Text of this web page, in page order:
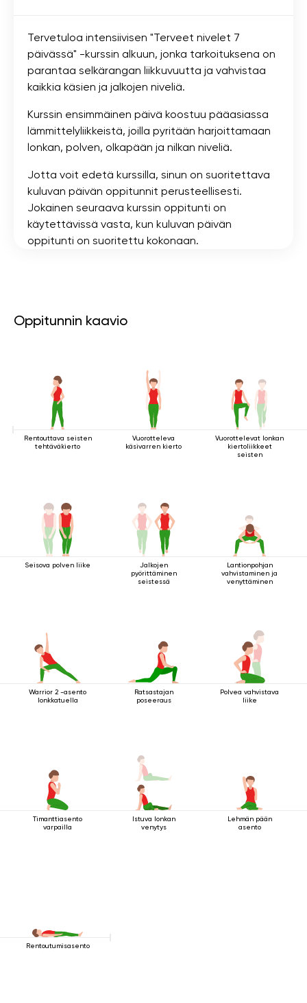
Tervetuloa intensiivisen "Terveet nivelet 7
päivässä" -kurssin alkuun, jonka tarkoituksena on
parantaa selkärangan liikkuvuutta ja vahvistaa
kaikkia käsien ja jalkojen niveliä.
Kurssin ensimmäinen päivä koostuu pääasiassa
lämmittelyliikkeistä, joilla pyritään harjoittamaan
lonkan, polven, olkapään ja nilkan niveliä.
Jotta voit edetä kurssilla, sinun on suoritettava
kuluvan päivän oppitunnit perusteellisesti.
Jokainen seuraava kurssin oppitunti on
käytettävissä vasta, kun kuluvan päivän
oppitunti on suoritettu kokonaan.
Oppitunnin kaavio
Rentouttava seisten
tehtäväkierto
Vuorotteleva
käsivarren kierto
Vuorottelevat lonkan
kiertoliikkeet
seisten
Seisova polven liike
Jalkojen
pyörittäminen
seistessä
Lantionpohjan
vahvistaminen ja
venyttäminen
Warrior 2 -asento
lonkkatuella
Ratsastajan
poseeraus
Polvea vahvistava
liike
Timanttiasento
varpailla
Istuva lonkan
venytys
Lehmän pään
asento
Rentoutumisasento